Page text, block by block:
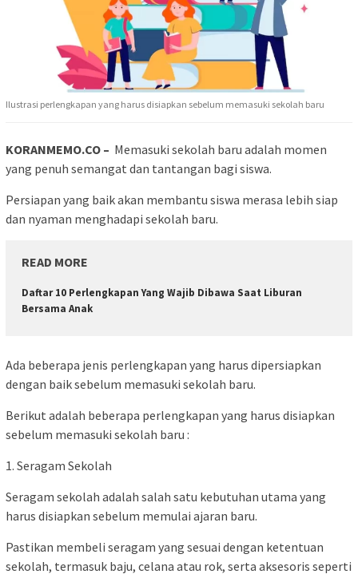
Ilustrasi perlengkapan yang harus disiapkan sebelum memasuki sekolah baru
KORANMEMO.CO – Memasuki sekolah baru adalah momen
yang penuh semangat dan tantangan bagi siswa.
Persiapan yang baik akan membantu siswa merasa lebih siap
dan nyaman menghadapi sekolah baru.
READ MORE
Daftar 10 Perlengkapan Yang Wajib Dibawa Saat Liburan
Bersama Anak
Ada beberapa jenis perlengkapan yang harus dipersiapkan
dengan baik sebelum memasuki sekolah baru.
Berikut adalah beberapa perlengkapan yang harus disiapkan
sebelum memasuki sekolah baru :
1. Seragam Sekolah
Seragam sekolah adalah salah satu kebutuhan utama yang
harus disiapkan sebelum memulai ajaran baru.
Pastikan membeli seragam yang sesuai dengan ketentuan
sekolah, termasuk baju, celana atau rok, serta aksesoris seperti